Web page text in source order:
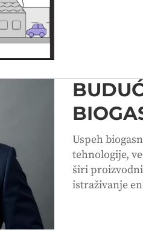
Uspeh
tehnologije,
širi
istraživanje